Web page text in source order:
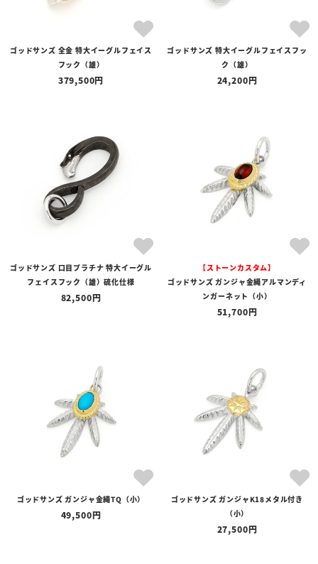
ゴッドサンズ 全金 特大イーグルフェイス
フック（雄）
379,500
ゴッドサンズ 特大イーグルフェイスフッ
ク（雄）
24,200
ゴッドサンズ 口目プラチナ 特大イーグル
フェイスフック（雄）硫化仕様
82,500
【ストーンカスタム】
ゴッドサンズ ガンジャ金縄アルマンディ
ンガーネット（小）
51,700
ゴッドサンズ ガンジャ金縄TQ（小）
49,500
ゴッドサンズ ガンジャK18メタル付き
（小）
27,500